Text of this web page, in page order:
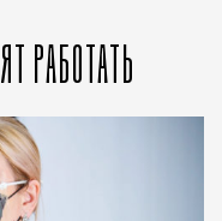
РАБОТАТЬ